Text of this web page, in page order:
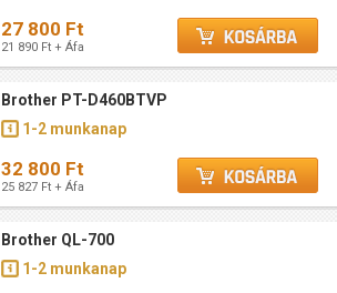
27 800 Ft
21 890 Ft + Áfa
Brother PT-D460BTVP
1-2 munkanap
32 800 Ft
25 827 Ft + Áfa
Brother QL-700
1-2 munkanap